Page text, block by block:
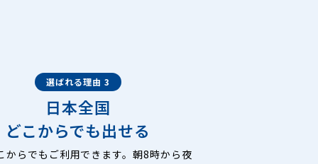
選ばれる理由 3
日本全国
どこからでも出せる
からでもご利用できます。朝8時から夜